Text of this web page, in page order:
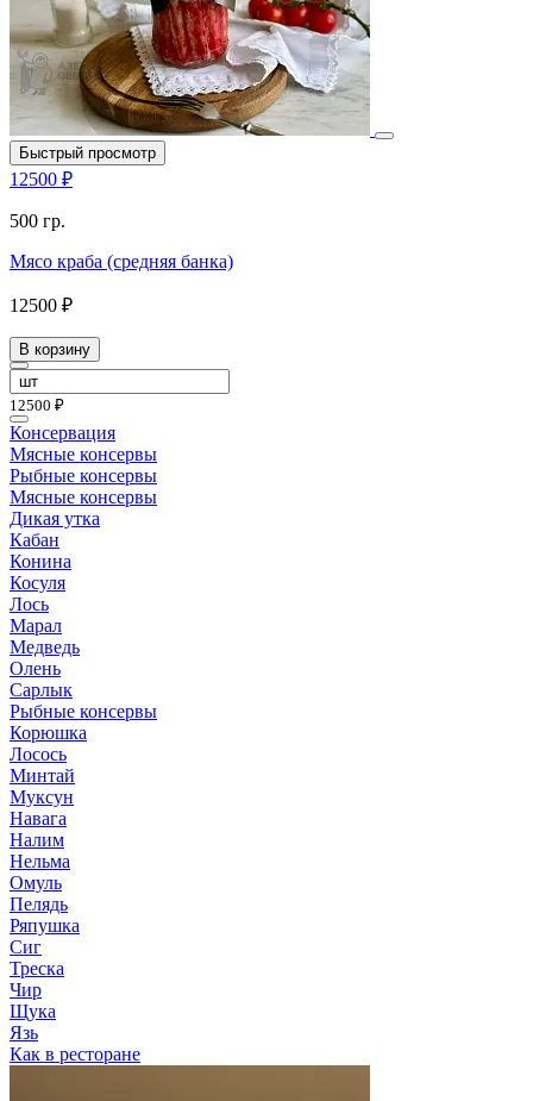
Быстрый просмотр
12500 ₽
500 гр.
Мясо краба (средняя банка)
12500 ₽
В корзину
12500 ₽
Консервация
Мясные консервы
Рыбные консервы
Мясные консервы
Дикая утка
Кабан
Конина
Косуля
Лось
Марал
Медведь
Олень
Сарлык
Рыбные консервы
Корюшка
Лосось
Минтай
Муксун
Навага
Налим
Нельма
Омуль
Пелядь
Ряпушка
Сиг
Треска
Чир
Щука
Язь
Как в ресторане